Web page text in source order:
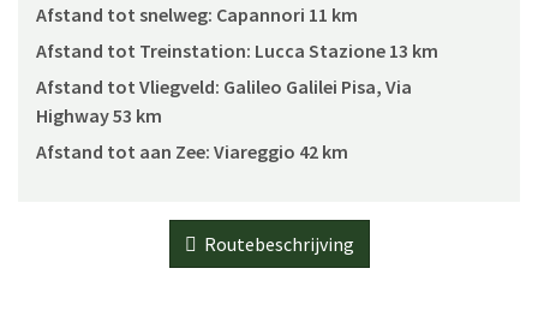
Afstand tot snelweg: Capannori 11 km
Afstand tot Treinstation: Lucca Stazione 13 km
Afstand tot Vliegveld: Galileo Galilei Pisa, Via
Highway 53 km
Afstand tot aan Zee: Viareggio 42 km
Routebeschrijving